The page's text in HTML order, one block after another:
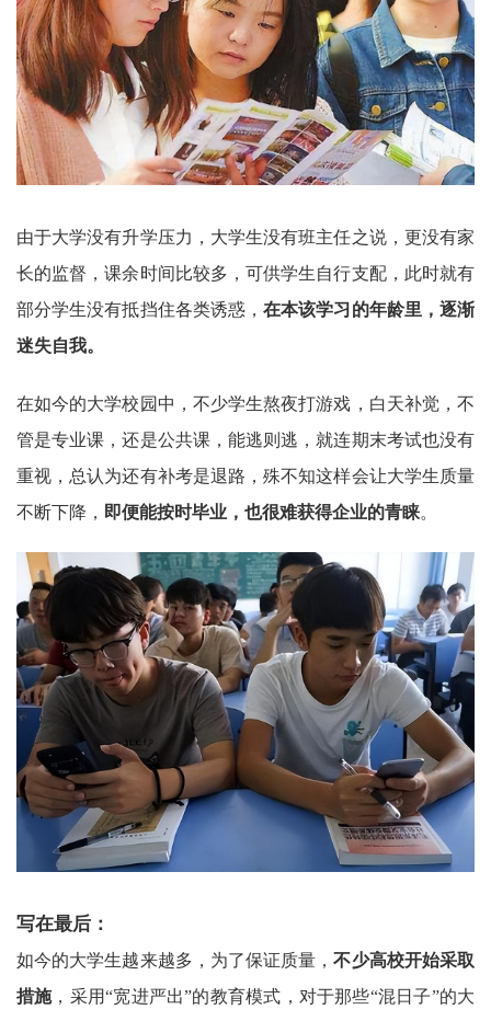
由于大学没有升学压力，大学生没有班主任之说，更没有家
长的监督，课余时间比较多，可供学生自行支配，此时就有
部分学生没有抵挡住各类诱惑，在本该学习的年龄里，逐渐
迷失自我。
在如今的大学校园中，不少学生熬夜打游戏，白天补觉，不
管是专业课，还是公共课，能逃则逃，就连期末考试也没有
重视，总认为还有补考是退路，殊不知这样会让大学生质量
不断下降， 即便能按时毕业，也很难获得企业的青睐。
写在最后：
如今的大学生越来越多，为了保证质量，不少高校开始采取
措施，采用“宽进严出”的教育模式，对于那些“混日子”的大